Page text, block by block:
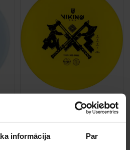
informācija Par
9,90 €